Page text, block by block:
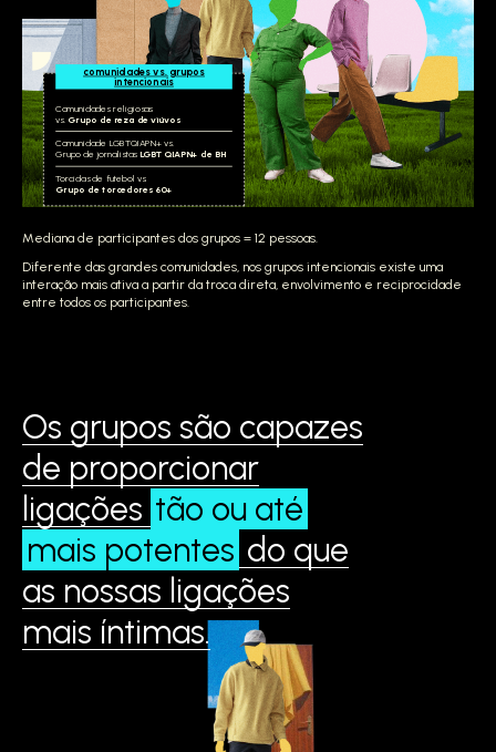
Mediana de participantes dos grupos = 12 pessoas.
Diferente das grandes comunidades, nos grupos intencionais existe uma
interação mais ativa a partir da troca direta, envolvimento e reciprocidade
entre todos os participantes.
comunidades vs. grupos
intencionais
Comunidades religiosas
vs. Grupo de reza de viúvos
Comunidade LGBTQIAPN+ vs.
Grupo de jornalistas LGBTQIAPN+ de BH
Torcidas de futebol vs.
Grupo de torcedores 60+
Os grupos são capazes
de proporcionar
ligações tão ou até
mais potentes do que
as nossas ligações
mais íntimas.